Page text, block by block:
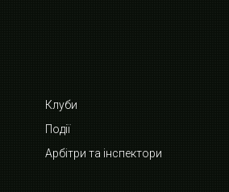
Клуби
Події
Арбітри та інспектори